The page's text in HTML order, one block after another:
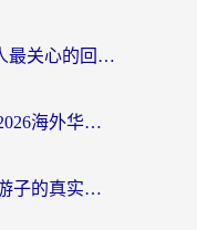
斧牛和light哪个好？海外华人最关心的回国加速器选择难题，一篇讲透
在国外怎么用虎牙不卡顿？2026海外华人亲测有效的回国加速器选择指南
斧牛和加速喵好用吗？海外游子的真实选择困境